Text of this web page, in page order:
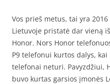
Vos prieš metus, tai yra
Lietuvoje pristatė dar vieną
Honor. Nors Honor
P9 telefonui kurtos dalys,
telefonai neturi. Pavyzdžiui,
buvo kurtas garsios įmonės